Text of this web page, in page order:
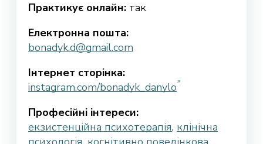
Практикує онлайн: так
Електронна пошта:
bonadyk.d@gmail.com
Інтернет сторінка:
instagram.com/bonadyk_danylo
Професійні інтереси:
екзистенційна психотерапія, клінічна